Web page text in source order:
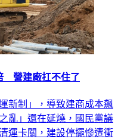
營建廠扛不住了
新制」，導致建商成本飆
亂」還在延燒，國民黨議
運卡關，建設停擺慘遭衝